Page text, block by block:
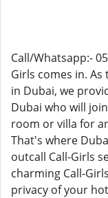
Call/Whatsapp:-
Girls comes in.
in Dubai, we
Dubai who will
room or villa for
That's where
outcall Call-Girls
charming Call-
privacy of your